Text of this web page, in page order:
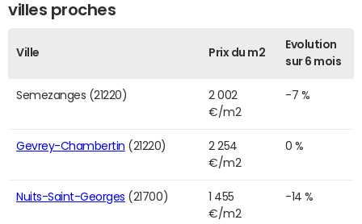
villes proches
Ville Prix du m2
Evolution
sur 6 mois
Semezanges (21220)
2 002
€/m2
-7 %
Gevrey-Chambertin (21220)
2 254
€/m2
0 %
Nuits-Saint-Georges (21700)
1 455
€/m2
-14 %